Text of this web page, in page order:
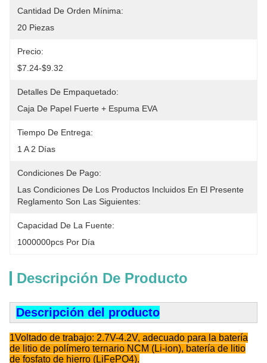
Cantidad De Orden Mínima:
20 Piezas
Precio:
$7.24-$9.32
Detalles De Empaquetado:
Caja De Papel Fuerte + Espuma EVA
Tiempo De Entrega:
1 A 2 Días
Condiciones De Pago:
Las Condiciones De Los Productos Incluidos En El Presente
Reglamento Son Las Siguientes:
Capacidad De La Fuente:
1000000pcs Por Día
Descripción De Producto
Descripción del producto
1Voltado de trabajo: 2.7V-4.2V, adecuado para la batería
de litio de polímero ternario NCM (Li-ion), batería de litio
de fosfato de hierro (LiFePO4).